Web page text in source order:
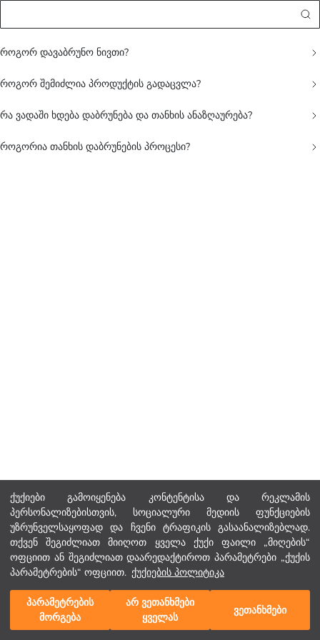
ქუქიები გამოიყენება კონტენტისა და რეკლამის
პერსონალიზებისთვის, სოციალური მედიის ფუნქციების
უზრუნველსაყოფად და ჩვენი ტრაფიკის გასაანალიზებლად.
თქვენ შეგიძლიათ მიიღოთ ყველა ქუქი ფაილი „მიღების“
ოფციით ან შეგიძლიათ დაარედაქტიროთ პარამეტრები „ქუქის
პარამეტრების“ ოფციით. ქუქიების პოლიტიკა
პარამეტრების
მორგება
არ ვეთანხმები
ყველას
ვეთანხმები
როგორ დავაბრუნო ნივთი?
როგორ შემიძლია პროდუქტის გადაცვლა?
რა ვადაში ხდება დაბრუნება და თანხის ანაზღაურება?
როგორია თანხის დაბრუნების პროცესი?